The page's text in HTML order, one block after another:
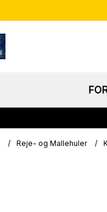
/ Reje- og Mallehuler /